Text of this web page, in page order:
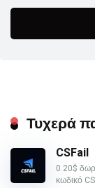
Τυχερά
CSFail
0.20$
κωδικό